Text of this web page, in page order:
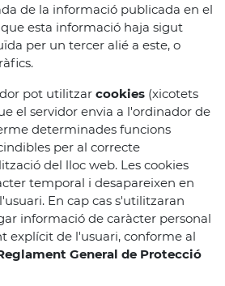
de la informació publicada en el
esta informació haja sigut
per un tercer alié a este, o
pot utilitzar cookies (xicotets
el servidor envia a l'ordinador de
determinades funcions
per al correcte
del lloc web. Les cookies
temporal i desapareixen en
En cap cas s'utilitzaran
informació de caràcter personal
explícit de l'usuari, conforme al
General de Protecció